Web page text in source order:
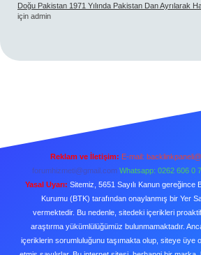
Doğu Pakistan 1971 Yılında Pakistan Dan Ayrılarak
için admin
Reklam ve İletişim: E-mail:
forumhizmeti@gmail.com Whatsapp: 0262 606 0
Yasal Uyarı: Sitemiz, 5651 Sayılı Kanun gereğince
Kurumu (BTK) tarafından onaylanmış bir Yer
vermektedir. Bu nedenle, sitedeki içerikleri
araştırma yükümlülüğümüz bulunmamaktadır.
içeriklerin sorumluluğunu taşımakta olup, siteye üye